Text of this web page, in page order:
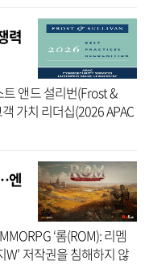
력
앤드 설리번(Frost &
가치 리더십(2026 APAC
13일 밝혔다. 프로스트
엔
‘롬(ROM): 리멤
W’ 저작권을 침해하지 않
트가 문제 삼은 게임 시스